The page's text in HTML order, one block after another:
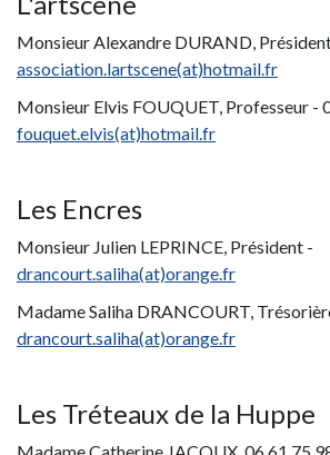
Monsieur Alexandre DURAND,
association.lartscene(at)hotmail.fr
Monsieur Elvis FOUQUET, Professeur -
fouquet.elvis(at)hotmail.fr
Les Encres
Monsieur Julien LEPRINCE, Président -
drancourt.saliha(at)orange.fr
Madame Saliha DRANCOURT,
drancourt.saliha(at)orange.fr
Les Tréteaux de la Huppe